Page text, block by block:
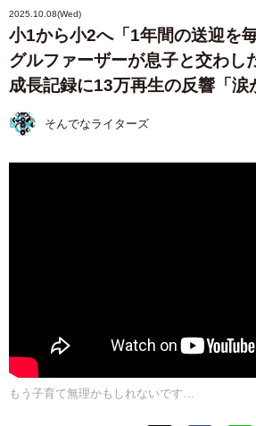
2025.10.08(Wed)
小1から小2へ「1年間の送迎を
グルファーザーが息子と交わし
成長記録に13万再生の反響「涙
そんでなライターズ
もう子育て無理かもしれないです…